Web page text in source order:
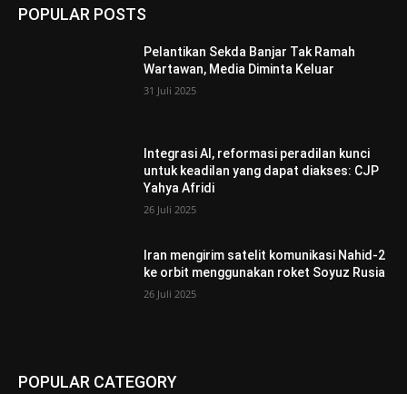
POPULAR POSTS
Pelantikan Sekda Banjar Tak Ramah
Wartawan, Media Diminta Keluar
31 Juli 2025
Integrasi AI, reformasi peradilan kunci
untuk keadilan yang dapat diakses: CJP
Yahya Afridi
26 Juli 2025
Iran mengirim satelit komunikasi Nahid-2
ke orbit menggunakan roket Soyuz Rusia
26 Juli 2025
POPULAR CATEGORY